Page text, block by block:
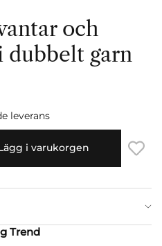
och
dubbelt garn
leverans
i varukorgen
Trend